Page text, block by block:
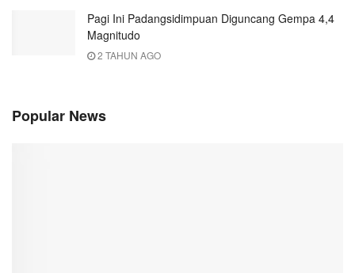
Pagi Ini Padangsidimpuan Diguncang Gempa 4,4
Magnitudo
2 TAHUN AGO
Popular News